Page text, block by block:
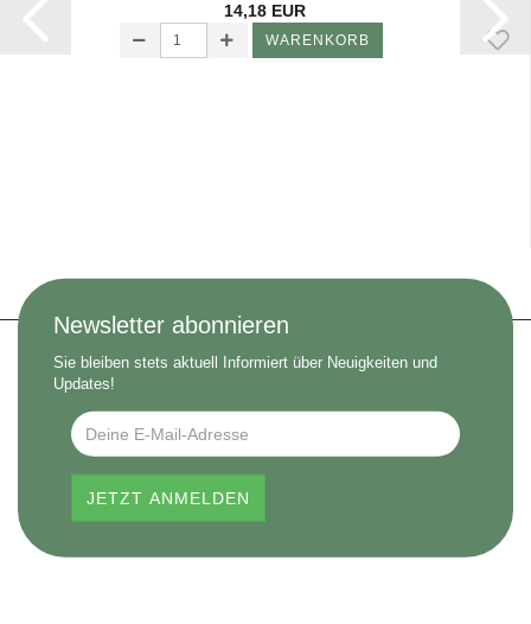
14,18 EUR
WARENKORB
Newsletter abonnieren
Sie bleiben stets aktuell Informiert über Neuigkeiten und
Updates!